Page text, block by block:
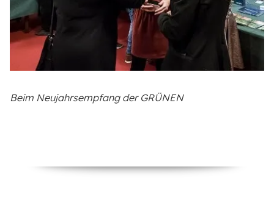
Beim Neujahrsempfang der GRÜNEN